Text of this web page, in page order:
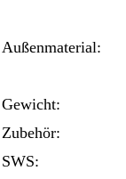
Außenmaterial:
Gewicht:
Zubehör:
SWS: